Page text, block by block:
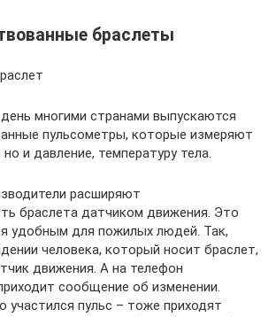
браслеты
многими странами выпускаются
пульсометры, которые измеряют
и давление, температуру тела.
расширяют
браслета датчиком движения. Это
удобным для пожилых людей. Так,
человека, который носит браслет,
движения. А на телефон
сообщение об изменении.
участился пульс – тоже приходят